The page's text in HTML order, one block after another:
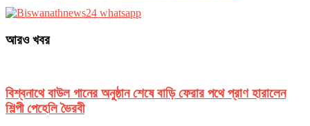
আরও খবর
বিশ্বনাথে বাউল গানের অনুষ্ঠান শেষে বাড়ি ফেরার পথে প্রাণ হারালেন
শিল্পী পেহেলি ভৈরবী